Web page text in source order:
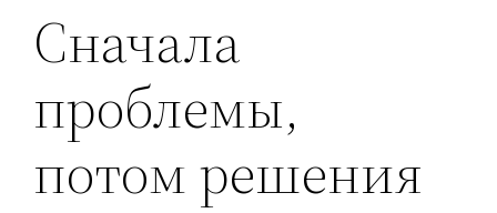
Сначала
проблемы,
потом решения